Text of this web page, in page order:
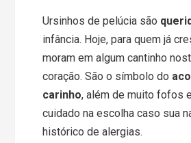
Ursinhos de pelúcia são
infância. Hoje, para quem já
moram em algum cantinho
coração. São o símbolo do
carinho, além de muito fofos
cuidado na escolha caso sua
histórico de alergias.